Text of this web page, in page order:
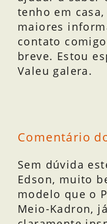
tenho em
maiores
contato
breve. Estou
Valeu galera.
Comentário
Sem dúvida
Edson, muito
modelo que o
Meio-Kadron,